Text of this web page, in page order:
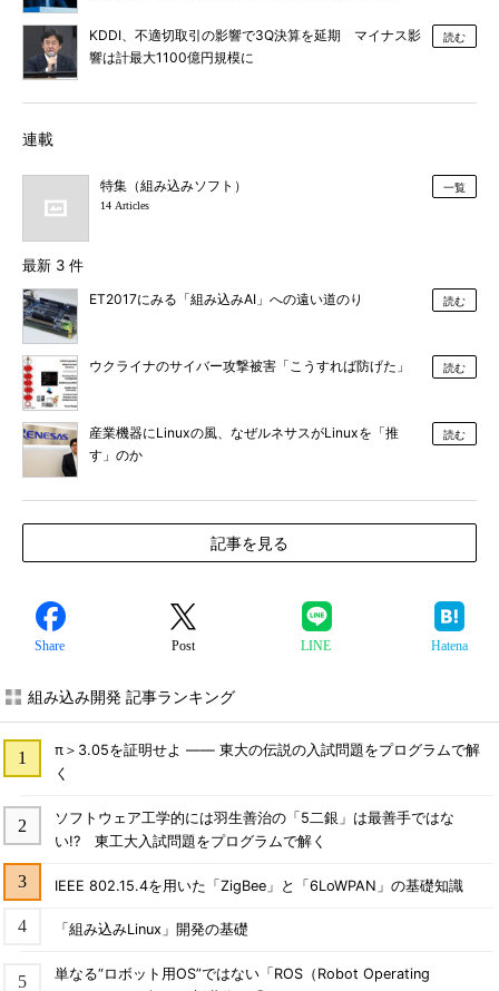
KDDI、不適切取引の影響で3Q決算を延期 マイナス影
響は計最大1100億円規模に
読む
連載
特集（組み込みソフト）
14 Articles
一覧
最新 3 件
ET2017にみる「組み込みAI」への遠い道のり 読む
ウクライナのサイバー攻撃被害「こうすれば防げた」 読む
産業機器にLinuxの風、なぜルネサスがLinuxを「推
す」のか
読む
記事を見る
Share Post LINE Hatena
組み込み開発 記事ランキング
π＞3.05を証明せよ ―― 東大の伝説の入試問題をプログラムで解
く
ソフトウェア工学的には羽生善治の「5二銀」は最善手ではな
い!? 東工大入試問題をプログラムで解く
IEEE 802.15.4を用いた「ZigBee」と「6LoWPAN」の基礎知識
「組み込みLinux」開発の基礎
単なる“ロボット用OS”ではない「ROS（Robot Operating